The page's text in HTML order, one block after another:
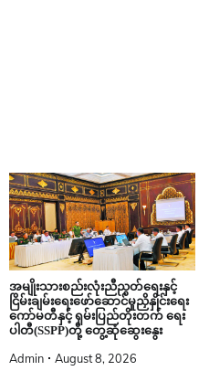
အမျိုးသားစည်းလုံးညီညွတ်ရေးနှင့်
ငြိမ်းချမ်းရေးဖော်ဆောင်မှုညှိနှိုင်းရေး
ကော်မတီနှင့် ရှမ်းပြည်တိုးတက် ရေး
ပါတီ(SSPP)တို့ တွေ့ဆုံဆွေးနွေး
Admin August 8, 2026